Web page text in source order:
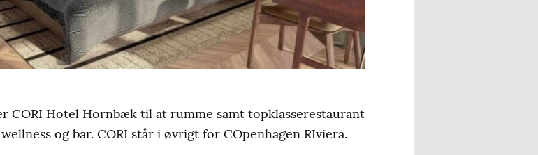
CORI Hotel Hornbæk til at rumme samt topklasserestaurant
og bar. CORI står i øvrigt for COpenhagen RIviera.